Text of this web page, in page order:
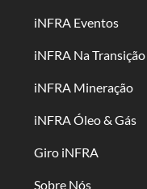
iNFRA Eventos
iNFRA Na Transição
iNFRA Mineração
iNFRA Óleo & Gás
Giro iNFRA
Sobre Nós